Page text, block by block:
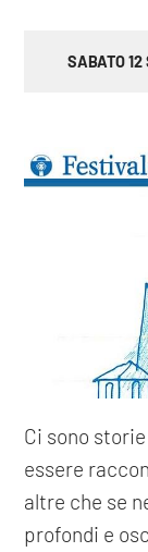
SABATO 12
Ci sono
essere
altre che se
profondi e